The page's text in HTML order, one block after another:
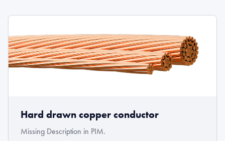
Hard drawn copper conductor
Missing Description in PIM.